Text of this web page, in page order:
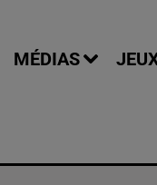
MÉDIAS